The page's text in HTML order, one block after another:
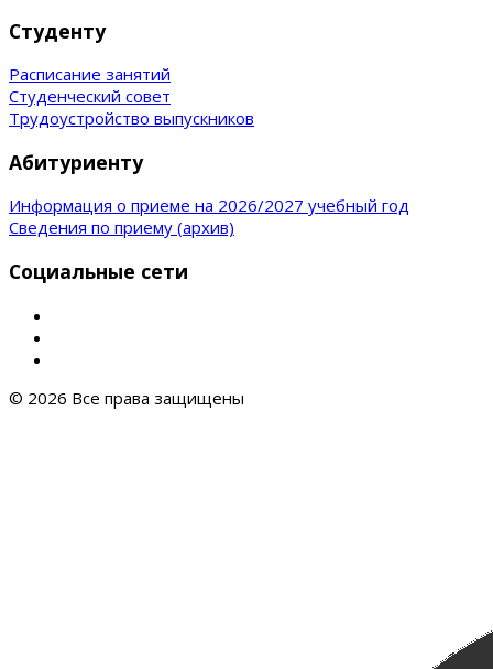
Студенту
Расписание занятий
Студенческий совет
Трудоустройство выпускников
Абитуриенту
Информация о приеме на 2026/2027 учебный год
Сведения по приему (архив)
Социальные сети
© 2026 Все права защищены